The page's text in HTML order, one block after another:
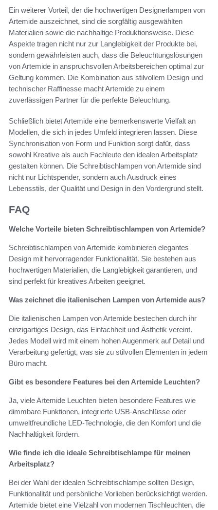
Ein weiterer Vorteil, der die hochwertigen Designerlampen von
Artemide auszeichnet, sind die sorgfältig ausgewählten
Materialien sowie die nachhaltige Produktionsweise. Diese
Aspekte tragen nicht nur zur Langlebigkeit der Produkte bei,
sondern gewährleisten auch, dass die Beleuchtungslösungen
von Artemide in anspruchsvollen Arbeitsbereichen optimal zur
Geltung kommen. Die Kombination aus stilvollem Design und
technischer Raffinesse macht Artemide zu einem
zuverlässigen Partner für die perfekte Beleuchtung.
Schließlich bietet Artemide eine bemerkenswerte Vielfalt an
Modellen, die sich in jedes Umfeld integrieren lassen. Diese
Synchronisation von Form und Funktion sorgt dafür, dass
sowohl Kreative als auch Fachleute den idealen Arbeitsplatz
gestalten können. Die Schreibtischlampen von Artemide sind
nicht nur Lichtspender, sondern auch Ausdruck eines
Lebensstils, der Qualität und Design in den Vordergrund stellt.
FAQ
Welche Vorteile bieten Schreibtischlampen von Artemide?
Schreibtischlampen von Artemide kombinieren elegantes
Design mit hervorragender Funktionalität. Sie bestehen aus
hochwertigen Materialien, die Langlebigkeit garantieren, und
sind perfekt für kreatives Arbeiten geeignet.
Was zeichnet die italienischen Lampen von Artemide aus?
Die italienischen Lampen von Artemide bestechen durch ihr
einzigartiges Design, das Einfachheit und Ästhetik vereint.
Jedes Modell wird mit einem hohen Augenmerk auf Detail und
Verarbeitung gefertigt, was sie zu stilvollen Elementen in jedem
Büro macht.
Gibt es besondere Features bei den Artemide Leuchten?
Ja, viele Artemide Leuchten bieten besondere Features wie
dimmbare Funktionen, integrierte USB-Anschlüsse oder
umweltfreundliche LED-Technologie, die den Komfort und die
Nachhaltigkeit fördern.
Wie finde ich die ideale Schreibtischlampe für meinen
Arbeitsplatz?
Bei der Wahl der idealen Schreibtischlampe sollten Design,
Funktionalität und persönliche Vorlieben berücksichtigt werden.
Artemide bietet eine Vielzahl von modernen Tischleuchten, die